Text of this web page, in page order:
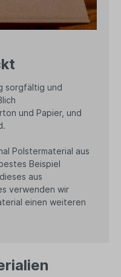
sorgfältig und
und Papier, und
Polstermaterial aus
Beispiel
aus
verwenden wir
einen weiteren